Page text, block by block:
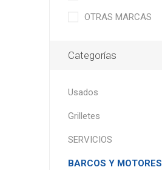
OTRAS MARCAS
Categorías
Usados
Grilletes
SERVICIOS
BARCOS Y MOTORES